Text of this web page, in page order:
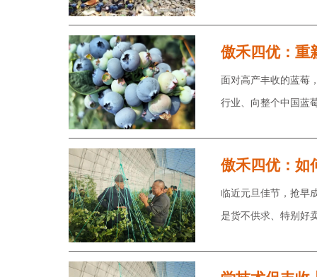
傲禾四优：重
面对高产丰收的蓝莓
行业、向整个中国蓝
傲禾四优：如
临近元旦佳节，抢早
是货不供求、特别好